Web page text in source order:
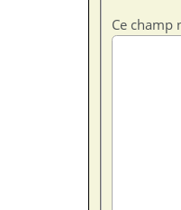
Ce champ